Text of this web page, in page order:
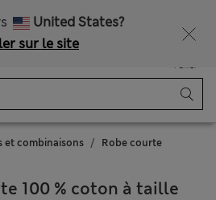
United States?
sur le site
Panier
et combinaisons Robe courte
100 % coton à taille